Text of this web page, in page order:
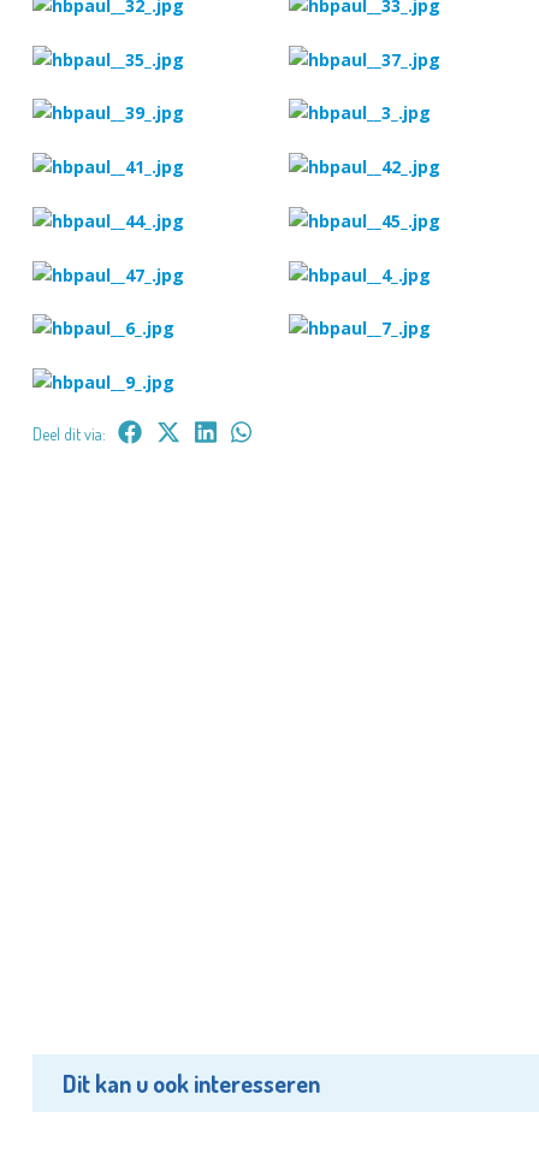
Deel dit via:
Dit kan u ook interesseren